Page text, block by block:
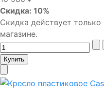
Скидка: 10%
Скидка действует
магазине.